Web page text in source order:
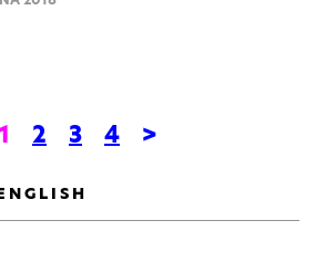
1 2 3 4 >